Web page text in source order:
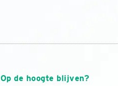
Op de hoogte blijven?